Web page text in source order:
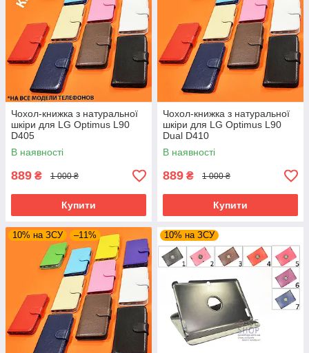
Чохол-книжка з натуральної
шкіри для LG Optimus L90
D405
В наявності
889 ₴ 1 000 ₴
Купити
Чохол-книжка з натуральної
шкіри для LG Optimus L90
Dual D410
В наявності
889 ₴ 1 000 ₴
Купити
10% на ЗСУ –11% 10% на ЗСУ